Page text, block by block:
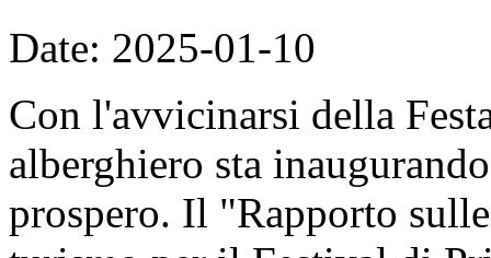
Date: 2025-01-10
Con l'avvicinarsi della
alberghiero sta
prospero. Il "Rapporto